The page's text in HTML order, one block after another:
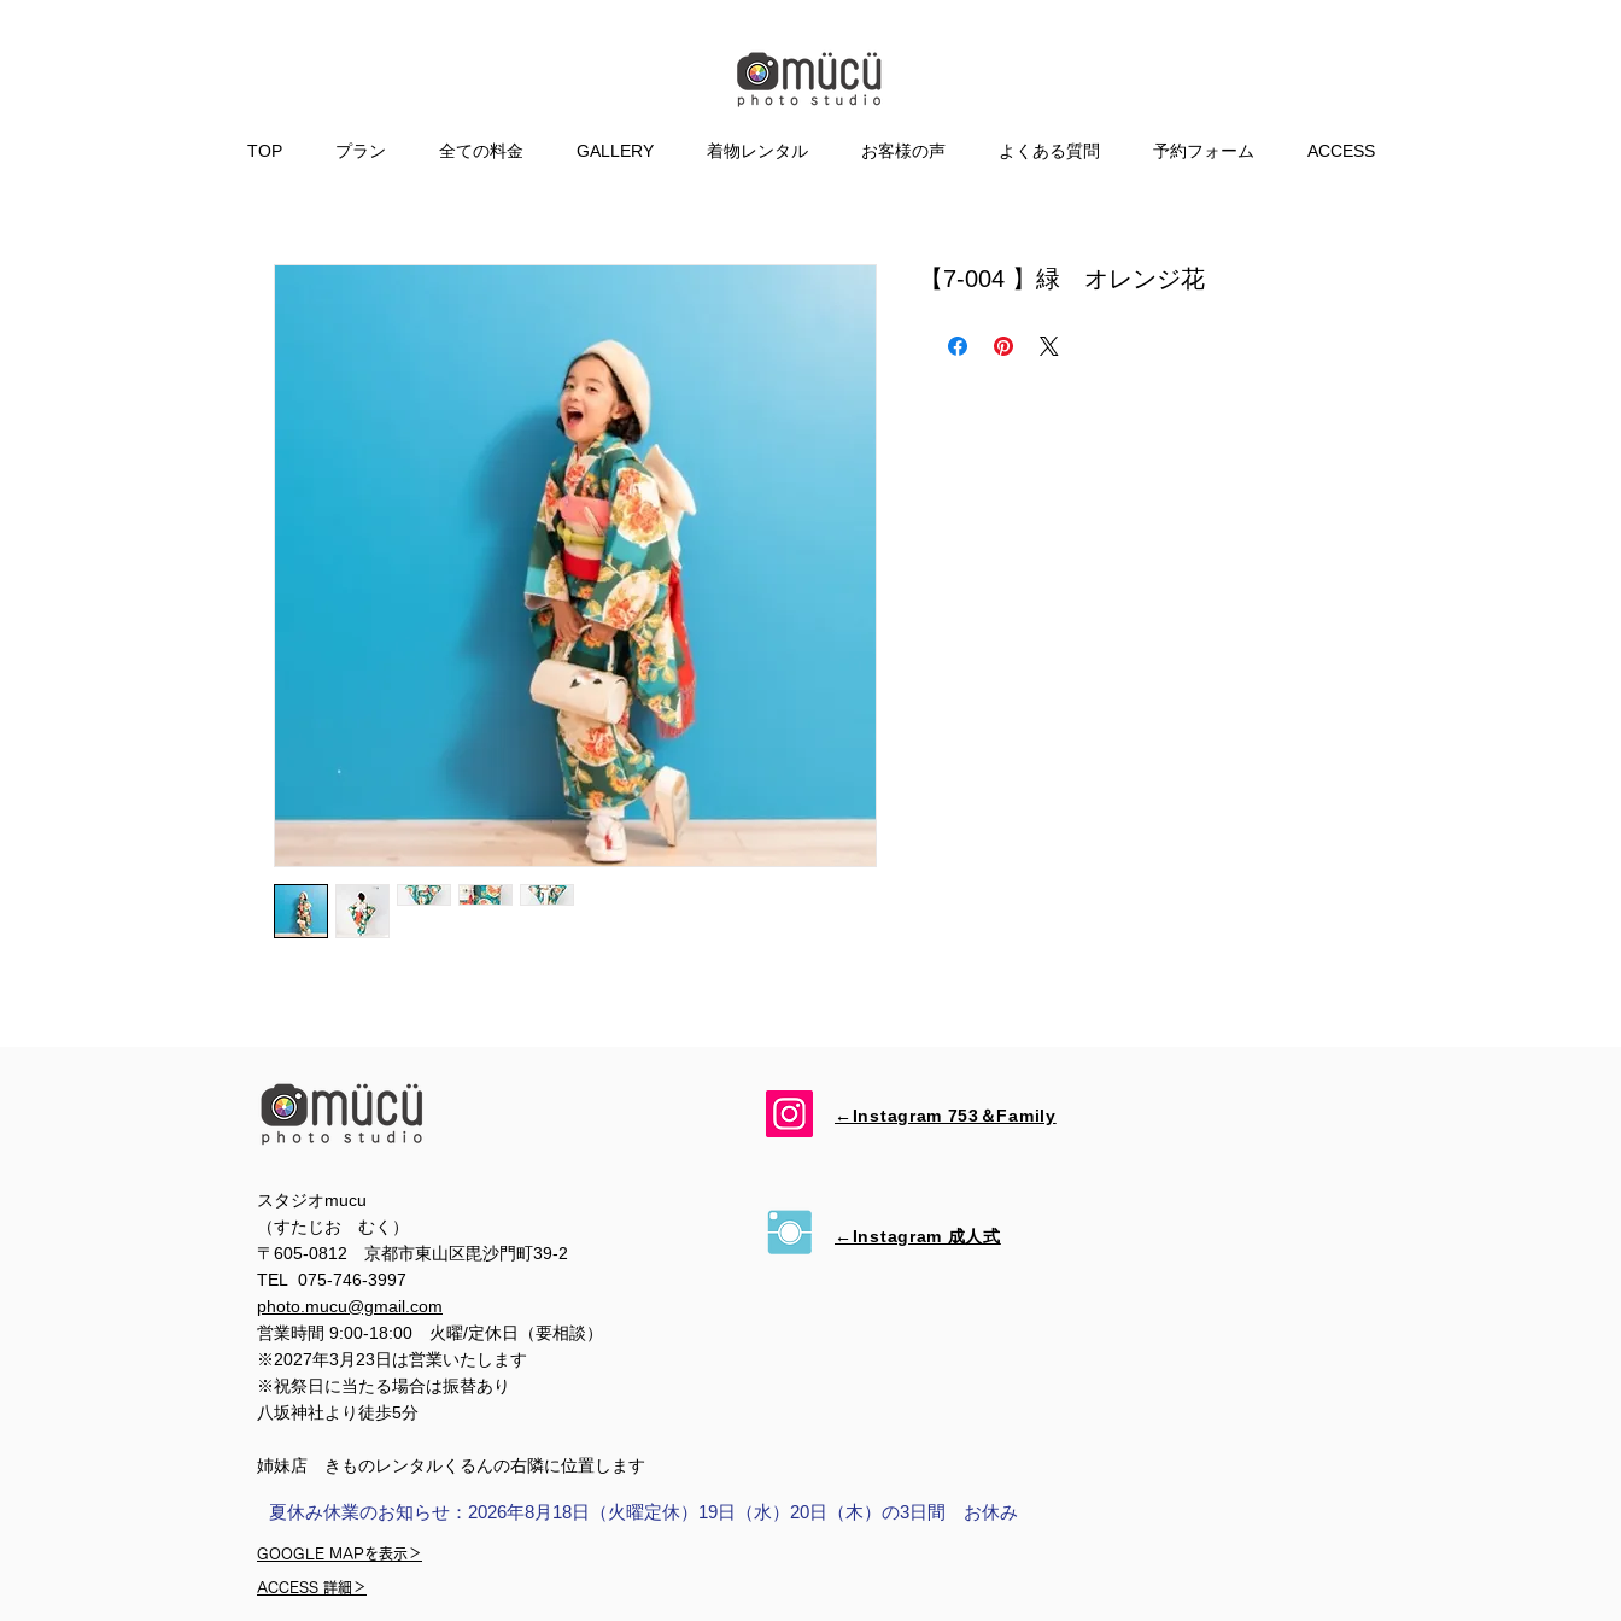
TOP プラン 全ての料金 GALLERY 着物レンタル お客様の声 よくある質問 予約フォーム ACCESS
【7-004 】緑 オレンジ花
←Instagram 753＆​Family
スタジオmucu
（すたじお むく）
〒605-0812 京都市東山区毘沙門町39-2
TEL 075-746-3997
photo.mucu@gmail.com
営業時間 9:00-18:00 火曜/定休日（要相談）
※2027年3月23日は営業いたします
※祝祭日に当たる場合は振替あり
​​八坂神社より徒歩5分
姉妹店 きものレンタルくるんの右隣に位置します
←Instagram 成人式
夏休み休業のお知らせ：2026年8月18日（火曜定休）19日（水）20日（木）の3日間 お休み
GOOGLE MAPを表示＞
ACCESS 詳細＞